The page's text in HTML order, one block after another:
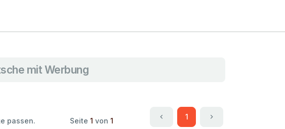
mit Werbung
passen. Seite1 von1 1